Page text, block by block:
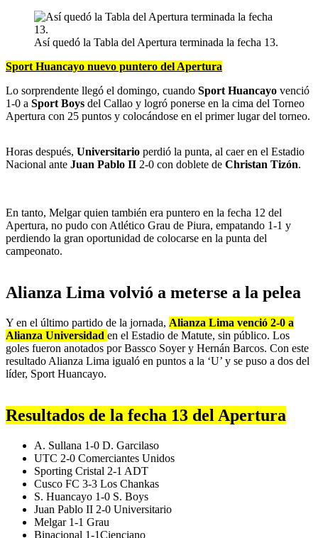
Así quedó la Tabla del Apertura terminada la fecha 13.
Sport Huancayo nuevo puntero del Apertura
Lo sorprendente llegó el domingo, cuando Sport Huancayo venció
1-0 a Sport Boys del Callao y logró ponerse en la cima del Torneo
Apertura con 25 puntos y colocándose en el primer lugar del torneo.
Horas después, Universitario perdió la punta, al caer en el Estadio
Nacional ante Juan Pablo II 2-0 con doblete de Christan Tizón.
En tanto, Melgar quien también era puntero en la fecha 12 del
Apertura, no pudo con Atlético Grau de Piura, empatando 1-1 y
perdiendo la gran oportunidad de colocarse en la punta del
campeonato.
Alianza Lima volvió a meterse a la pelea
Y en el último partido de la jornada, Alianza Lima venció 2-0 a
Alianza Universidad en el Estadio de Matute, sin público. Los
goles fueron anotados por Bassco Soyer y Hernán Barcos. Con este
resultado Alianza Lima igualó en puntos a la ‘U’ y se puso a dos del
líder, Sport Huancayo.
Resultados de la fecha 13 del Apertura
A. Sullana 1-0 D. Garcilaso
UTC 2-0 Comerciantes Unidos
Sporting Cristal 2-1 ADT
Cusco FC 3-3 Los Chankas
S. Huancayo 1-0 S. Boys
Juan Pablo II 2-0 Universitario
Melgar 1-1 Grau
Binacional 1-1Cienciano